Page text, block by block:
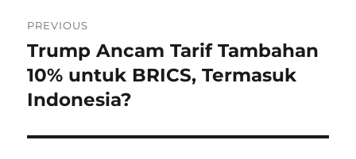
navigation
PREVIOUS
Previous
post:
Trump Ancam Tarif Tambahan
10% untuk BRICS, Termasuk
Indonesia?